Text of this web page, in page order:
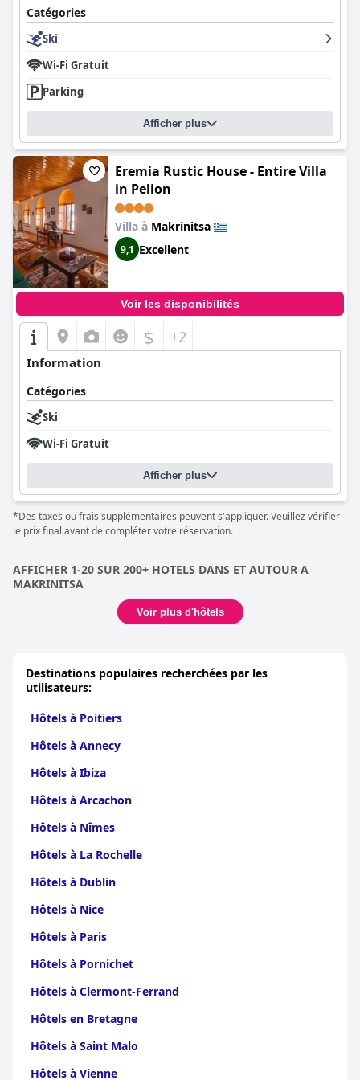
Catégories
Ski
Wi-Fi Gratuit
Parking
Afficher plus
Eremia Rustic House - Entire Villa
in Pelion
Villa à Makrinitsa
9,1 Excellent
Voir les disponibilités
$ +2
Information
Catégories
Ski
Wi-Fi Gratuit
Afficher plus
*Des taxes ou frais supplémentaires peuvent s'appliquer. Veuillez vérifier
le prix final avant de compléter votre réservation.
AFFICHER 1-20 SUR 200+ HOTELS DANS ET AUTOUR A
MAKRINITSA
Voir plus d'hôtels
Destinations populaires recherchées par les
utilisateurs:
Hôtels à Poitiers
Hôtels à Annecy
Hôtels à Ibiza
Hôtels à Arcachon
Hôtels à Nîmes
Hôtels à La Rochelle
Hôtels à Dublin
Hôtels à Nice
Hôtels à Paris
Hôtels à Pornichet
Hôtels à Clermont-Ferrand
Hôtels en Bretagne
Hôtels à Saint Malo
Hôtels à Vienne